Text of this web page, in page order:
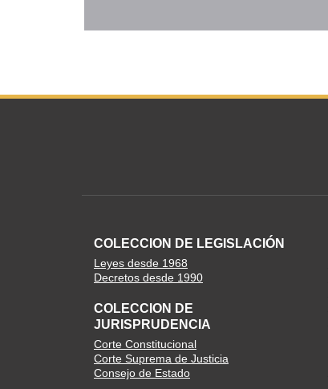
COLECCION DE LEGISLACIÓN
Leyes desde 1968
Decretos desde 1990
COLECCION DE
JURISPRUDENCIA
Corte Constitucional
Corte Suprema de Justicia
Consejo de Estado